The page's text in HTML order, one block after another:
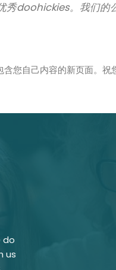
秀doohickies。我们
含您自己内容的新页面。祝
do
us